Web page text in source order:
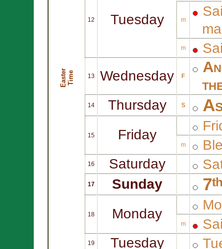
E
a
s
te
r
T
i
me
12 Tuesday m
m
13 Wednesday F
14 Thursday S
15 Friday
m
16 Saturday
17 Sunday
18 Monday
m
19 Tuesday